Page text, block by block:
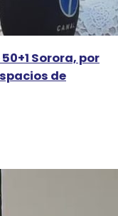
Sorora, por
de